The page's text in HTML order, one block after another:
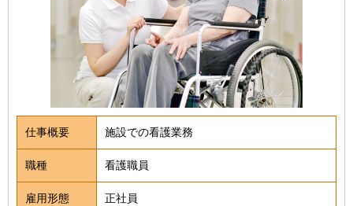
仕事概要 施設での看護業務
職種 看護職員
雇用形態 正社員